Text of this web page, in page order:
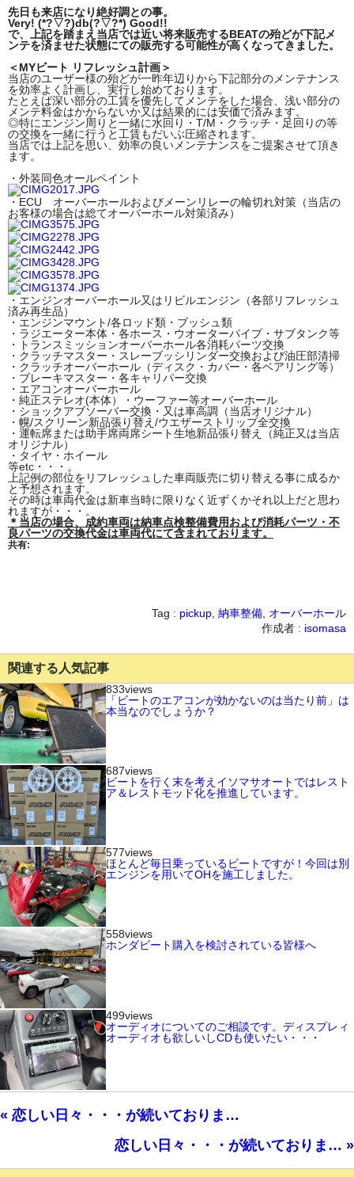
先日も来店になり絶好調との事。
Very! (*?▽?)db(?▽?*) Good!!
で、上記を踏まえ当店では近い将来販売するBEATの殆どが下記メ
ンテを済ませた状態にての販売する可能性が高くなってきました。
＜MYビート リフレッシュ計画＞
当店のユーザー様の殆どが一昨年辺りから下記部分のメンテナンス
を効率よく計画し、実行し始めております。
たとえば深い部分の工賃を優先してメンテをした場合、浅い部分の
メンテ料金はかからないか又は結果的には安価で済みます。
◎特にエンジン周りと一緒に水回り・T/M・クラッチ・足回りの等
の交換を一緒に行うと工賃もだいぶ圧縮されます。
当店では上記を思い、効率の良いメンテナンスをご提案させて頂き
ます。
・外装同色オールペイント
・ECU オーバーホールおよびメーンリレーの輪切れ対策（当店の
お客様の場合は総てオーバーホール対策済み）
・エンジンオーバーホール又はリビルエンジン（各部リフレッシュ
済み再生品）
・エンジンマウント/各ロッド類・ブッシュ類
・ラジエーター本体・各ホース・ウオーターパイプ・サブタンク等
・トランスミッションオーバーホール各消耗パーツ交換
・クラッチマスター・スレーブッシリンダー交換および油圧部清掃
・クラッチオーバーホール（ディスク・カバー・各ベアリング等）
・ブレーキマスター・各キャリパー交換
・エアコンオーバーホール
・純正ステレオ(本体）・ウーファー等オーバーホール
・ショックアブソーバー交換・又は車高調（当店オリジナル）
・幌/スクリーン新品張り替え/ウエザーストリップ全交換
・運転席または助手席両席シート生地新品張り替え（純正又は当店
オリジナル）
・タイヤ・ホイール
等etc・・・。
上記例の部位をリフレッシュした車両販売に切り替える事に成るか
と予想されます。
その時は車両代金は新車当時に限りなく近ずくかそれ以上だと思わ
れますが・・・。
＊当店の場合、成約車両は納車点検整備費用および消耗パーツ・不
良パーツの交換代金は車両代にて含まれております。
共有:
Tag : pickup 納車整備 オーバーホール
作成者 : isomasa
関連する人気記事
833views
「ビートのエアコンが効かないのは当たり前」は
本当なのでしょうか？
687views
ビートを行く末を考えイソマサオートではレスト
ア＆レストモッド化を推進しています。
577views
ほとんど毎日乗っているビートですが！今回は別
エンジンを用いてOHを施工しました。
558views
ホンダビート購入を検討されている皆様へ
499views
オーディオについてのご相談です。ディスプレィ
オーディオも欲しいしCDも使いたい・・・
« 恋しい日々・・・が続いておりま…
恋しい日々・・・が続いておりま… »